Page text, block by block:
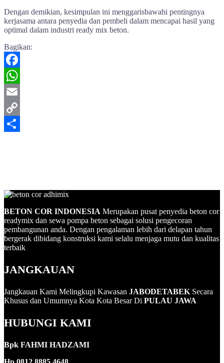
Dengan demikian, kesimpulan ini menggarisbawahi pentingnya
kerjasama antara penyedia dan pembeli dalam mencapai hasil yang
optimal dalam industri ready mix beton.
Bagikan:
Facebook
WhatsApp
Email
Copy
BETON COR INDONESIA Merupakan pusat penyedia beton cor
readymix dan sewa pompa beton sebagai solusi pengecoran
pembangunan anda. Dengan pengalaman lebih dari delapan tahun
bergerak dibidang konstruksi kami selalu menjaga mutu dan kualitas
terbaik
JANGKAUAN
Jangkauan Kami Melingkupi Kawasan JABODETABEK Secara
Khusus dan Umumnya Kota Kota Besar Di PULAU JAWA
HUBUNGI KAMI
Bpk FAHMI HADZAMI